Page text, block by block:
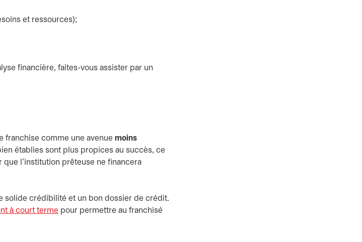
et ressources);
financière, faites-vous assister par un
franchise comme une avenue moins
établies sont plus propices au succès, ce
que l’institution prêteuse ne financera
solide crédibilité et un bon dossier de crédit.
à court terme pour permettre au franchisé